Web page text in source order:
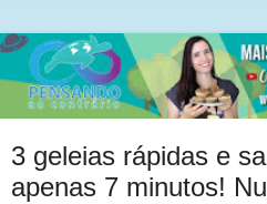
3 geleias rápidas e
apenas 7 minutos!